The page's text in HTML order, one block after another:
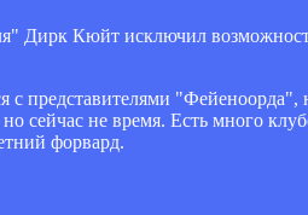
Дирк Кюйт исключил
с представителями
сейчас не время. Есть много
форвард.